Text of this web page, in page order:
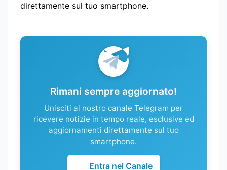
direttamente sul tuo smartphone.
Rimani sempre aggiornato!
Unisciti al nostro canale Telegram per
ricevere notizie in tempo reale, esclusive ed
aggiornamenti direttamente sul tuo
smartphone.
Entra nel Canale